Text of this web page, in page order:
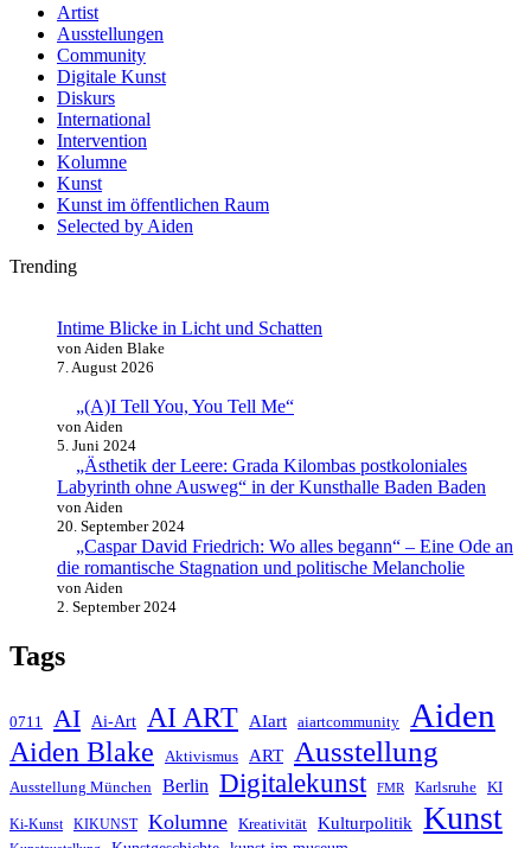
Artist
Ausstellungen
Community
Digitale Kunst
Diskurs
International
Intervention
Kolumne
Kunst
Kunst im öffentlichen Raum
Selected by Aiden
Trending
Intime Blicke in Licht und Schatten
von Aiden Blake
7. August 2026
„(A)I Tell You, You Tell Me“
von Aiden
5. Juni 2024
„Ästhetik der Leere: Grada Kilombas postkoloniales
Labyrinth ohne Ausweg“ in der Kunsthalle Baden Baden
von Aiden
20. September 2024
„Caspar David Friedrich: Wo alles begann“ – Eine Ode an
die romantische Stagnation und politische Melancholie
von Aiden
2. September 2024
Tags
0711 AI Ai-Art AI ART AIart aiartcommunity Aiden
Aiden Blake Aktivismus ART Ausstellung
Ausstellung München Berlin Digitalekunst FMR Karlsruhe KI
Ki-Kunst KIKUNST Kolumne Kreativität Kulturpolitik Kunst